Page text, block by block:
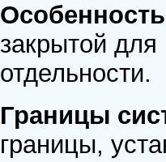
закрытой
отдельности.
Границы
границы,